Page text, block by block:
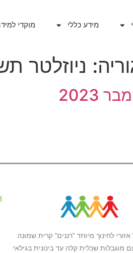
מידע כללי מוקדי
ניוזלטר
2023
לחינוך מיוחד "רננים" קרית שמונה
מוגבלות שכלית קלה עד בינונית בגילאי